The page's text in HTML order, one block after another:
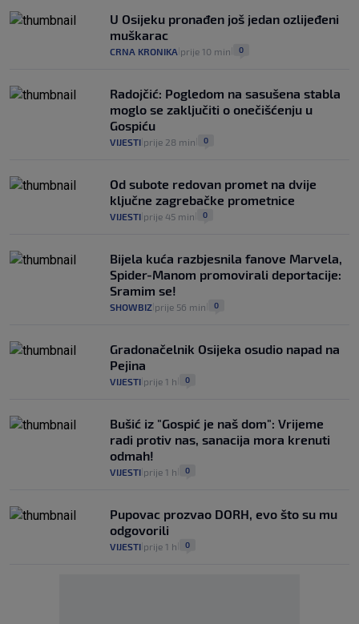
U Osijeku pronađen još jedan ozlijeđeni
muškarac
CRNA KRONIKA prije 10 min 0
Radojčić: Pogledom na sasušena stabla
moglo se zaključiti o onečišćenju u
Gospiću
VIJESTI prije 28 min 0
Od subote redovan promet na dvije
ključne zagrebačke prometnice
VIJESTI prije 45 min 0
Bijela kuća razbjesnila fanove Marvela,
Spider-Manom promovirali deportacije:
Sramim se!
SHOWBIZ prije 56 min 0
Gradonačelnik Osijeka osudio napad na
Pejina
VIJESTI prije 1 h 0
Bušić iz "Gospić je naš dom": Vrijeme
radi protiv nas, sanacija mora krenuti
odmah!
VIJESTI prije 1 h 0
Pupovac prozvao DORH, evo što su mu
odgovorili
VIJESTI prije 1 h 0